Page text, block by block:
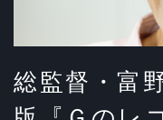
総監督・富